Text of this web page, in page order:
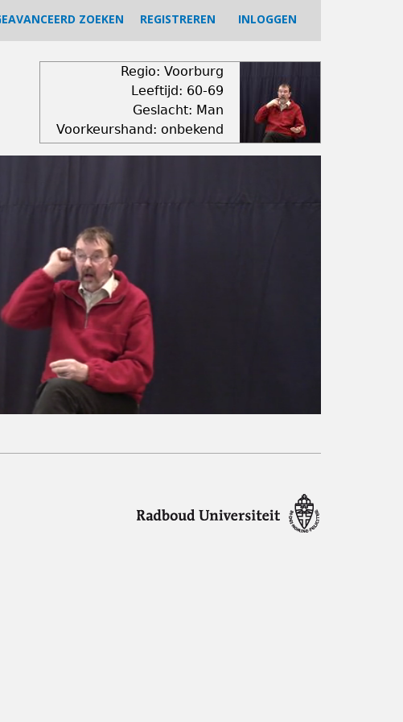
ZOEKEN REGISTREREN INLOGGEN
Regio: Voorburg
Leeftijd: 60-69
Geslacht: Man
Voorkeurshand: onbekend